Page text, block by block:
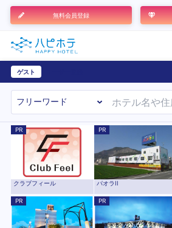
無料会員登録
ゲスト
PR
クラブフィール
PR
パオラII
PR PR